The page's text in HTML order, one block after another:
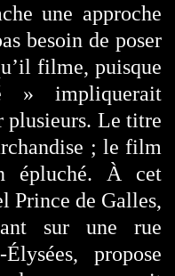
une approche
besoin de poser
filme, puisque
» impliquerait
plusieurs. Le titre
; le film
épluché. À cet
Prince de Galles,
sur une rue
propose